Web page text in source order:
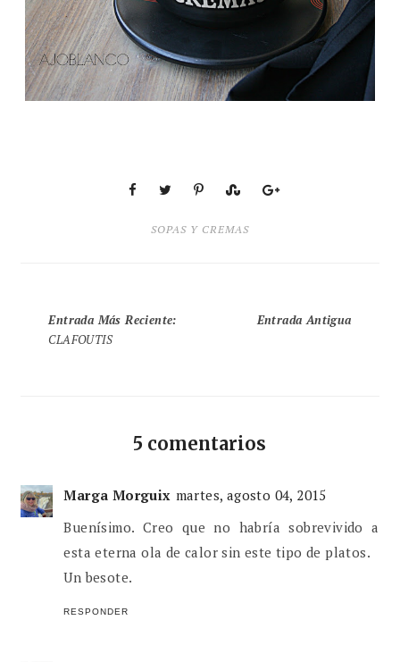
SOPAS Y CREMAS
Entrada Más Reciente:
CLAFOUTIS
Entrada Antigua
5 comentarios
Marga Morguix martes, agosto 04, 2015
Buenísimo. Creo que no habría sobrevivido a
esta eterna ola de calor sin este tipo de platos.
Un besote.
RESPONDER